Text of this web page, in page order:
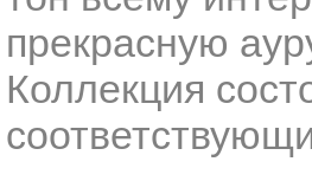
прекрасную
Коллекция